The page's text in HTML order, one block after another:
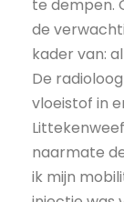
te dempen.
de
kader van:
De
vloeistof in
naarmate
ik mijn